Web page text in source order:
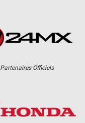
Partenaires Officiels